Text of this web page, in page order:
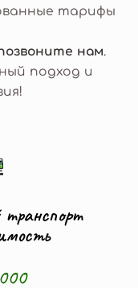
тарифы
нам.
подход и